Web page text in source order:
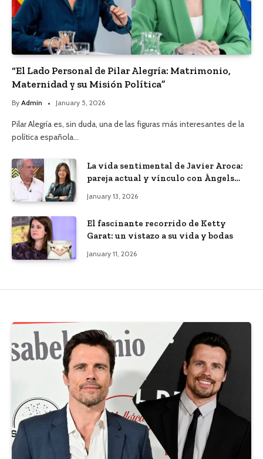
“El Lado Personal de Pilar Alegría: Matrimonio,
Maternidad y su Misión Política”
By Admin January 5, 2026
Pilar Alegría es, sin duda, una de las figuras más interesantes de la
política española…
La vida sentimental de Javier Aroca:
pareja actual y vínculo con Àngels
January 13, 2026
El fascinante recorrido de Ketty
Garat: un vistazo a su vida y bodas
January 11, 2026